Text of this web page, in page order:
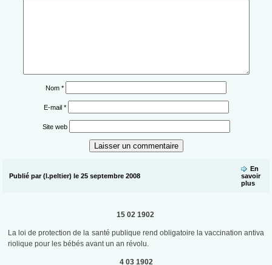
Nom *
E-mail *
Site web
Publié par (l.peltier) le 25 septembre 2008
En
savoir
plus
15 02 1902
La loi de protection de la santé publique rend obligatoire la vaccination antiva
riolique pour les bébés avant un an révolu.
4 03 1902